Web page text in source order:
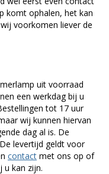
komt ophalen, het kan
voorkomen liever de
uit voorraad
een werkdag bij u
tot 17 uur
wij kunnen hiervan
dag al is. De
levertijd geldt voor
contact met ons op of
u kan zijn.